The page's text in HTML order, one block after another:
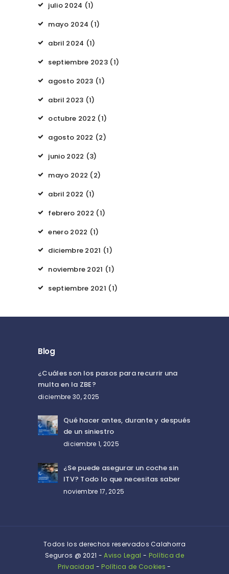
julio 2024 (1)
mayo 2024 (1)
abril 2024 (1)
septiembre 2023(1)
agosto 2023 (1)
abril 2023 (1)
octubre 2022 (1)
agosto 2022 (2)
junio 2022 (3)
mayo 2022 (2)
abril 2022 (1)
febrero 2022 (1)
enero 2022 (1)
diciembre 2021 (1)
noviembre 2021 (1)
septiembre 2021 (1)
Blog
¿Cuáles son los pasos para recurrir una
multa en la ZBE?
diciembre 30, 2025
Qué hacer antes, durante y después
de un siniestro
diciembre 1, 2025
¿Se puede asegurar un coche sin
ITV? Todo lo que necesitas saber
noviembre 17, 2025
Todos los derechos reservados Calahorra
Seguros @ 2021 -Aviso Legal - Política de
Privacidad -Política de Cookies -